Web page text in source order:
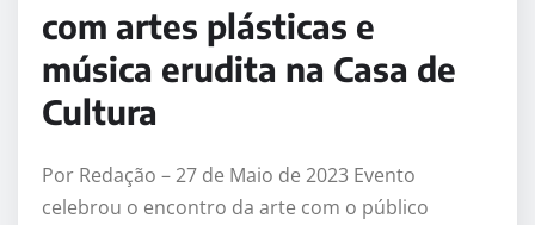
com artes plásticas e
música erudita na Casa de
Cultura
Por Redação – 27 de Maio de 2023 Evento
celebrou o encontro da arte com o público